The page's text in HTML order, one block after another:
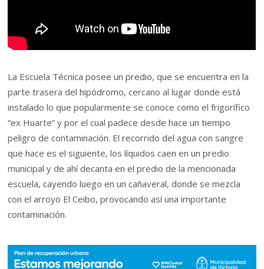
La Escuela Técnica posee un predio, que se encuentra en la
parte trasera del hipódromo, cercano al lugar donde está
instalado lo que popularmente se conoce como el frigorífico
“ex Huarte” y por el cual padece desde hace un tiempo
peligro de contaminación. El recorrido del agua con sangre
que hace es el siguiente, los líquidos caen en un predio
municipal y de ahí decanta en el predio de la mencionada
escuela, cayendo luego en un cañaveral, donde se mezcla
con el arroyo El Ceibo, provocando así una importante
contaminación.